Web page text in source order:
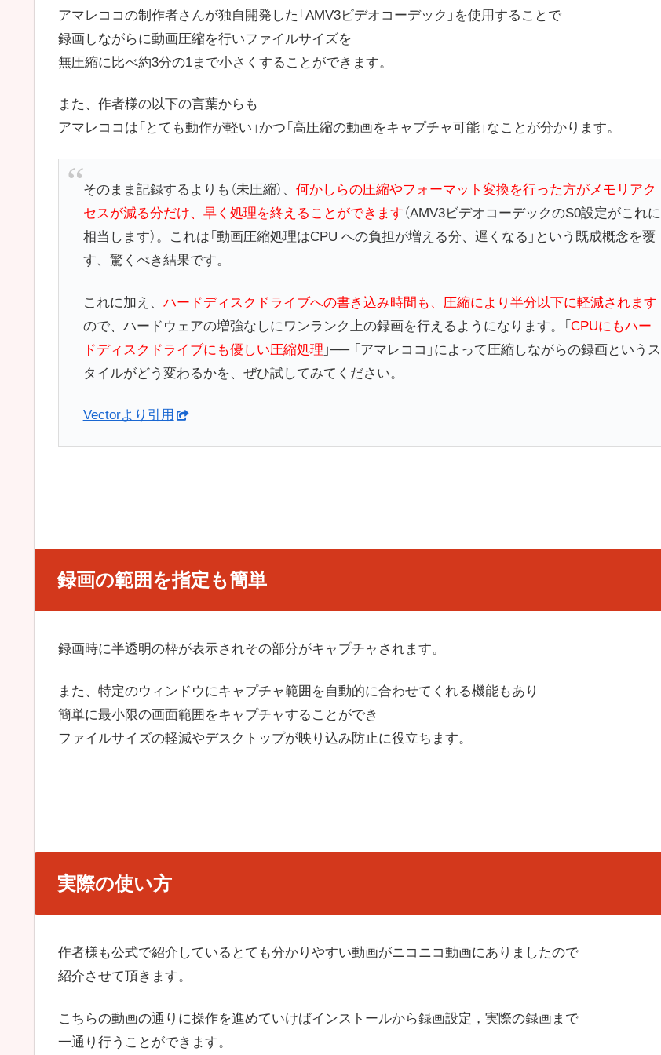
アマレココの制作者さんが独自開発した「AMV3ビデオコーデック」を使用することで
録画しながらに動画圧縮を行いファイルサイズを
無圧縮に比べ約3分の1まで小さくすることができます。
また、作者様の以下の言葉からも
アマレココは「とても動作が軽い」かつ「高圧縮の動画をキャプチャ可能」なことが分かります。
そのまま記録するよりも（未圧縮）、 何かしらの圧縮やフォーマット変換を行った方がメモリアク
セスが減る分だけ、早く処理を終えることができます （AMV3ビデオコーデックのS0設定がこれに
相当します）。これは「動画圧縮処理はCPU への負担が増える分、遅くなる」という既成概念を覆
す、驚くべき結果です。
これに加え、 ハードディスクドライブへの書き込み時間も、圧縮により半分以下に軽減されます
ので、ハードウェアの増強なしにワンランク上の録画を行えるようになります。「 CPUにもハー
ドディスクドライブにも優しい圧縮処理 」── 「アマレココ」によって圧縮しながらの録画というス
タイルがどう変わるかを、ぜひ試してみてください。
Vectorより引用
録画の範囲を指定も簡単
録画時に半透明の枠が表示されその部分がキャプチャされます。
また、特定のウィンドウにキャプチャ範囲を自動的に合わせてくれる機能もあり
簡単に最小限の画面範囲をキャプチャすることができ
ファイルサイズの軽減やデスクトップが映り込み防止に役立ちます。
実際の使い方
作者様も公式で紹介しているとても分かりやすい動画がニコニコ動画にありましたので
紹介させて頂きます。
こちらの動画の通りに操作を進めていけばインストールから録画設定，実際の録画まで
一通り行うことができます。